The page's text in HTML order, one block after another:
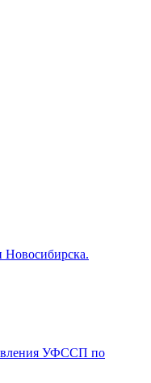
Новосибирска.
УФССП по